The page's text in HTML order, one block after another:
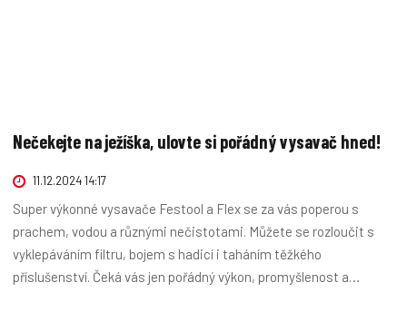
Nečekejte na ježíška, ulovte si pořádný vysavač hned!
11.12.2024 14:17
Super výkonné vysavače Festool a Flex se za vás poperou s
prachem, vodou a různými nečistotami. Můžete se rozloučit s
vyklepáváním filtru, bojem s hadicí i taháním těžkého
příslušenství. Čeká vás jen pořádný výkon, promyšlenost a